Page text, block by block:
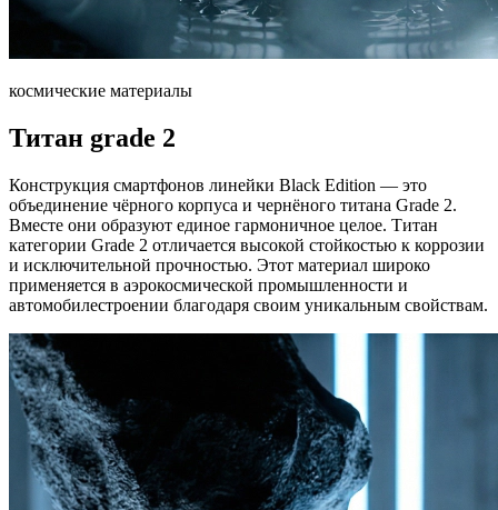
космические материалы
Титан grade 2
Конструкция смартфонов линейки Black Edition — это
объединение чёрного корпуса и чернёного титана Grade 2.
Вместе они образуют единое гармоничное целое. Титан
категории Grade 2 отличается высокой стойкостью к коррозии
и исключительной прочностью. Этот материал широко
применяется в аэрокосмической промышленности и
автомобилестроении благодаря своим уникальным свойствам.